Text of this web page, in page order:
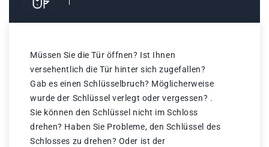
Müssen Sie die Tür öffnen? Ist Ihnen
versehentlich die Tür hinter sich zugefallen?
Gab es einen Schlüsselbruch? Möglicherweise
wurde der Schlüssel verlegt oder vergessen? .
Sie können den Schlüssel nicht im Schloss
drehen? Haben Sie Probleme, den Schlüssel des
Schlosses zu drehen? Oder ist der